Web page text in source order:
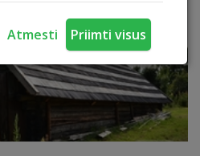
Atmesti Priimti visus